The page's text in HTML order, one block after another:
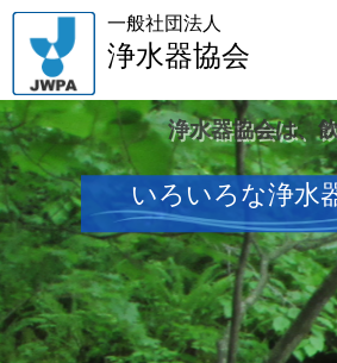
一般社団法人
浄水器協会